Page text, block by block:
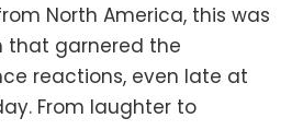
North America, this was
that garnered the
reactions, even late at
From laughter to